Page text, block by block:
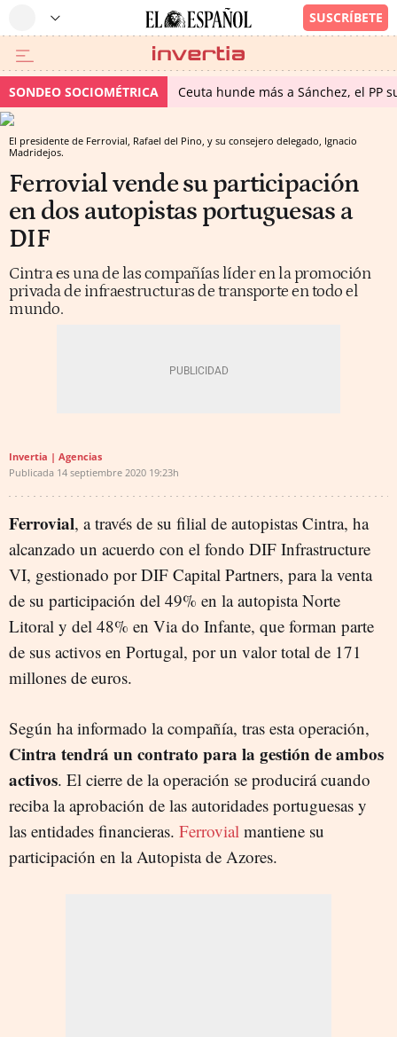
SONDEO SOCIOMÉTRICA Ceuta hunde más a Sánchez, el PP
El presidente de Ferrovial, Rafael del Pino, y su consejero delegado, Ignacio
Madridejos.
Ferrovial vende su participación
en dos autopistas portuguesas a
DIF
Cintra es una de las compañías líder en la promoción
privada de infraestructuras de transporte en todo el
mundo.
Invertia | Agencias
Publicada 14 septiembre 2020 19:23h
Ferrovial, a través de su filial de autopistas Cintra, ha
alcanzado un acuerdo con el fondo DIF Infrastructure
VI, gestionado por DIF Capital Partners, para la venta
de su participación del 49% en la autopista Norte
Litoral y del 48% en Via do Infante, que forman parte
de sus activos en Portugal, por un valor total de 171
millones de euros.
Según ha informado la compañía, tras esta operación,
Cintra tendrá un contrato para la gestión de ambos
activos. El cierre de la operación se producirá cuando
reciba la aprobación de las autoridades portuguesas y
las entidades financieras. Ferrovial mantiene su
participación en la Autopista de Azores.